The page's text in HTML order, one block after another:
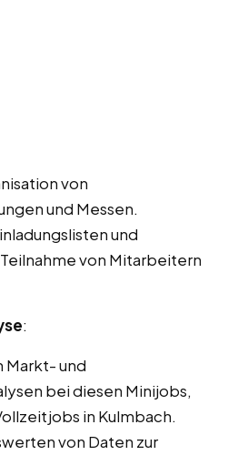
von
und Messen.
und
von Mitarbeitern
:
Markt- und
bei diesen Minijobs,
in Kulmbach.
von Daten zur